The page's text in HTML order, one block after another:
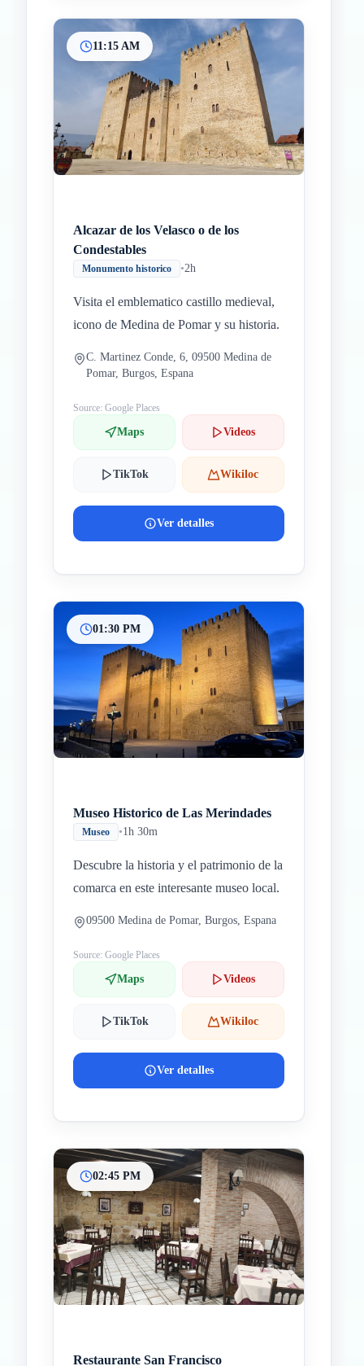
11:15 AM
Alcazar de los Velasco o de los
Condestables
Monumento historico •2h
Visita el emblematico castillo medieval,
icono de Medina de Pomar y su historia.
C. Martinez Conde, 6, 09500 Medina de
Pomar, Burgos, Espana
Source: Google Places
Maps Videos
TikTok Wikiloc
Ver detalles
01:30 PM
Museo Historico de Las Merindades
Museo •1h 30m
Descubre la historia y el patrimonio de la
comarca en este interesante museo local.
09500 Medina de Pomar, Burgos, Espana
Source: Google Places
Maps Videos
TikTok Wikiloc
Ver detalles
02:45 PM
Restaurante San Francisco